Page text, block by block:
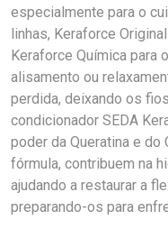
especialmente para o
linhas, Keraforce
Keraforce Química para
alisamento ou
perdida, deixando os
condicionador SEDA
poder da Queratina e do
fórmula, contribuem na
ajudando a restaurar a
preparando-os para